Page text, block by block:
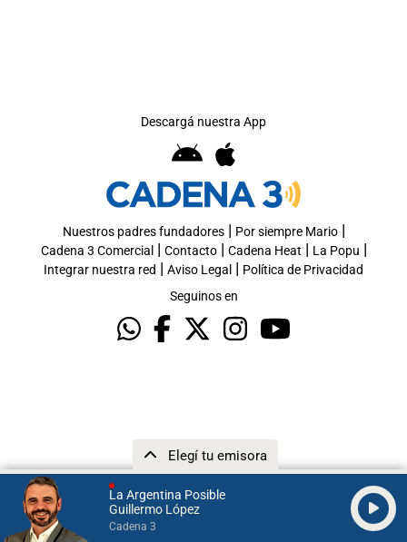
La Argentina Posible
Guillermo López
Cadena 3
Elegí tu emisora
Descargá nuestra App
Nuestros padres fundadores| Por siempre Mario|
Cadena 3 Comercial | Contacto| Cadena Heat | La Popu |
Integrar nuestra red | Aviso Legal | Política de Privacidad
Seguinos en